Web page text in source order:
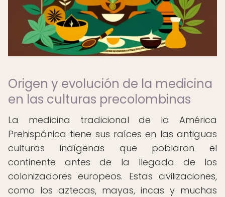
Origen y evolución de la medicina
en las culturas precolombinas
La medicina tradicional de la América
Prehispánica tiene sus raíces en las antiguas
culturas indígenas que poblaron el
continente antes de la llegada de los
colonizadores europeos. Estas civilizaciones,
como los aztecas, mayas, incas y muchas